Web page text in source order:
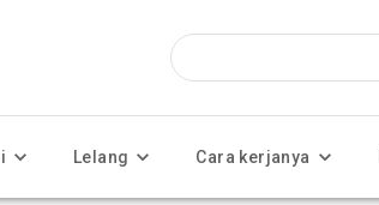
Lelang Cara kerjanya